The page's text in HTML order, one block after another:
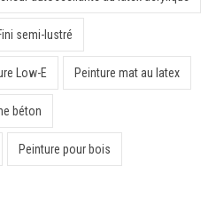
semi-lustré
Low-E Peinture mat au latex
béton
Peinture pour bois